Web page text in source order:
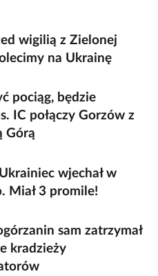
wigilią z Zielonej
na Ukrainę
pociąg, będzie
IC połączy Gorzów z
Górą
wjechał w
Miał 3 promile!
sam zatrzymał
kradzieży